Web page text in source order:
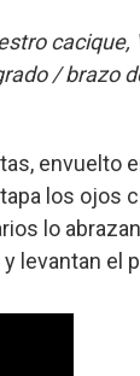
cacique,
/ brazo
envuelto
los ojos
lo
y levantan el